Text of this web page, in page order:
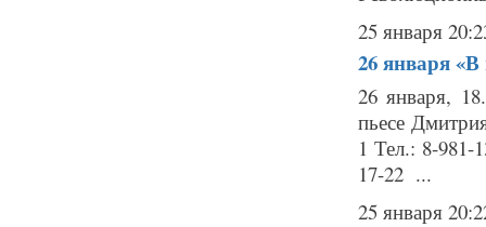
25 января
26 января«В
26 января,
пьесе
1 Тел.: 8-981-
17-22 ...
25 января